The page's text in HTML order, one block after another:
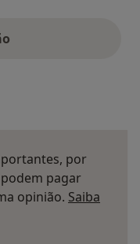
por
pagar
opinião. Saiba